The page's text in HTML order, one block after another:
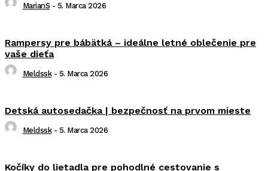
MarianS - 5. Marca 2026
Rampersy pre bábätká – ideálne letné oblečenie pre
vaše dieťa
Meldssk - 5. Marca 2026
Detská autosedačka | bezpečnosť na prvom mieste
Meldssk - 5. Marca 2026
Kočíky do lietadla pre pohodlné cestovanie s